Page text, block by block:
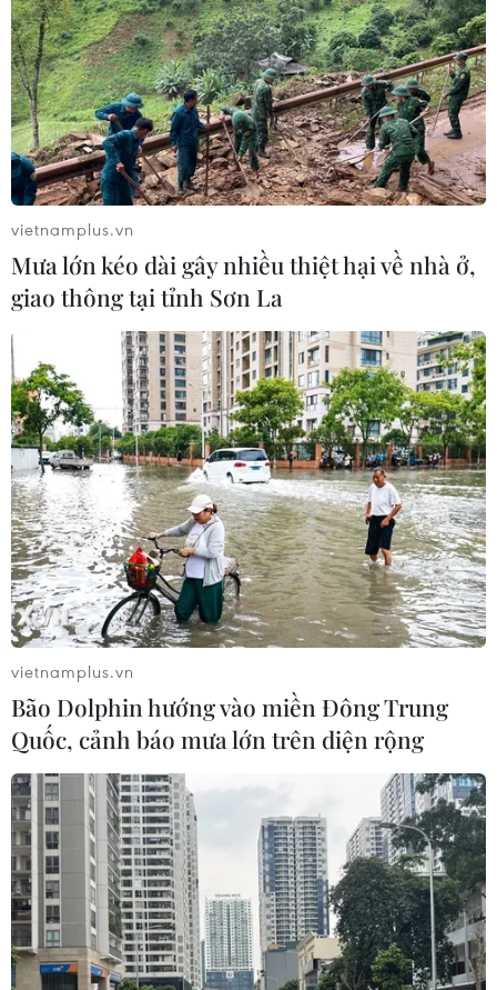
vietnamplus.vn
Mưa lớn kéo dài gây nhiều thiệt hại về nhà ở,
giao thông tại tỉnh Sơn La
vietnamplus.vn
Bão Dolphin hướng vào miền Đông Trung
Quốc, cảnh báo mưa lớn trên diện rộng